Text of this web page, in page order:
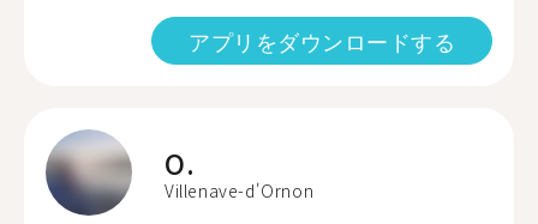
アプリをダウンロードする
O.
Villenave-d'Ornon